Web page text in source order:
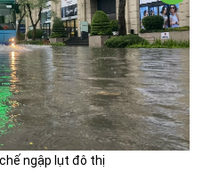
ngập lụt đô thị